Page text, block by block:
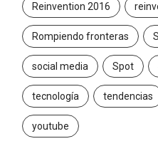
Reinvention 2016
Rompiendo fronteras
social media Spot
tecnología tendencias
youtube